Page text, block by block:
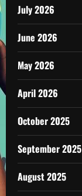
July 2026
June 2026
May 2026
April 2026
October 2025
September 2025
August 2025